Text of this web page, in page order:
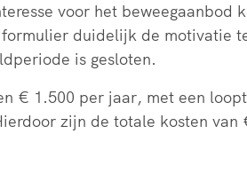
voor het
duidelijk de motivatie
is gesloten.
€ 1.500 per jaar, met een
zijn de totale kosten